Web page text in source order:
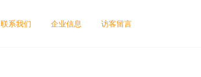
联系我们 企业信息 访客留言